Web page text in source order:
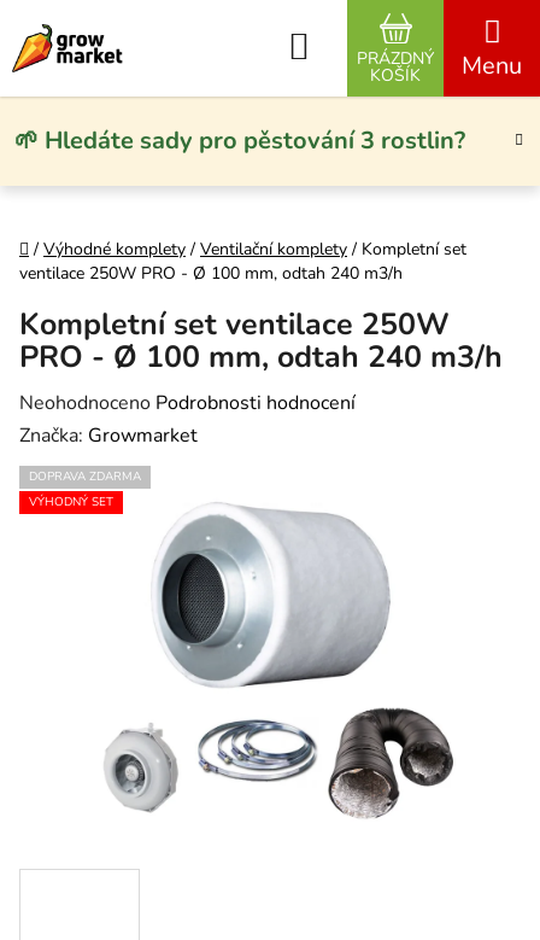
🌱 Hledáte sady pro pěstování 3 rostlin?
Hledat
NÁKUPNÍ
PRÁZDNÝ
KOŠÍK
Domů
/ Výhodné komplety / Ventilační komplety / Kompletní set
ventilace 250W PRO - Ø 100 mm, odtah 240 m3/h
Kompletní set ventilace 250W
PRO - Ø 100 mm, odtah 240 m3/h
Průměrné hodnocení produktu je 0,0 z 5 hvězdiček.
Neohodnoceno Podrobnosti hodnocení
Značka: Growmarket
DOPRAVA ZDARMA
VÝHODNÝ SET